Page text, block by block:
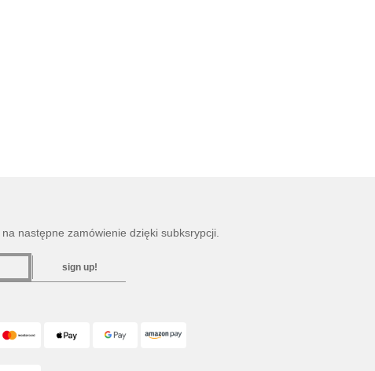
następne zamówienie dzięki subksrypcji.
sign up!